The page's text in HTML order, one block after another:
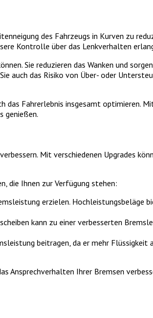
des Fahrzeugs in Kurven zu
Kontrolle über das Lenkverhalten
Sie reduzieren das Wanken und
auch das Risiko von Über- oder
das Fahrerlebnis insgesamt optimieren.
genießen.
Mit verschiedenen Upgrades
die Ihnen zur Verfügung stehen:
erzielen. Hochleistungsbeläge
kann zu einer verbesserten
beitragen, da er mehr Flüssigkeit
Ansprechverhalten Ihrer Bremsen